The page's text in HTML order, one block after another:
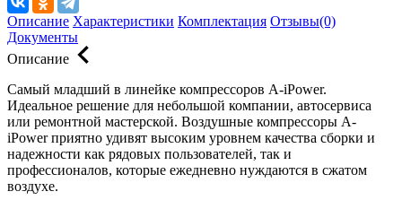
Описание Характеристики Комплектация Отзывы(0)
Документы
Описание
Самый младший в линейке компрессоров A-iPower.
Идеальное решение для небольшой компании, автосервиса
или ремонтной мастерской. Воздушные компрессоры A-
iPower приятно удивят высоким уровнем качества сборки и
надежности как рядовых пользователей, так и
профессионалов, которые ежедневно нуждаются в сжатом
воздухе.